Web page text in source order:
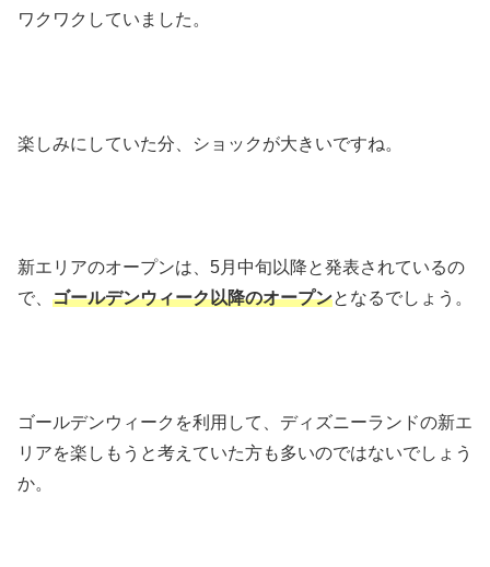
ワクワクしていました。
楽しみにしていた分、ショックが大きいですね。
新エリアのオープンは、5月中旬以降と発表されているの
で、 ゴールデンウィーク以降のオープンとなるでしょう。
ゴールデンウィークを利用して、ディズニーランドの新エ
リアを楽しもうと考えていた方も多いのではないでしょう
か。